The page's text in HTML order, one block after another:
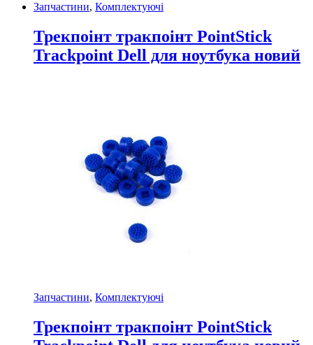
Запчастини, Комплектуючі
Трекпоінт тракпоінт PointStick
Trackpoint Dell для ноутбука новий
Запчастини, Комплектуючі
Трекпоінт тракпоінт PointStick